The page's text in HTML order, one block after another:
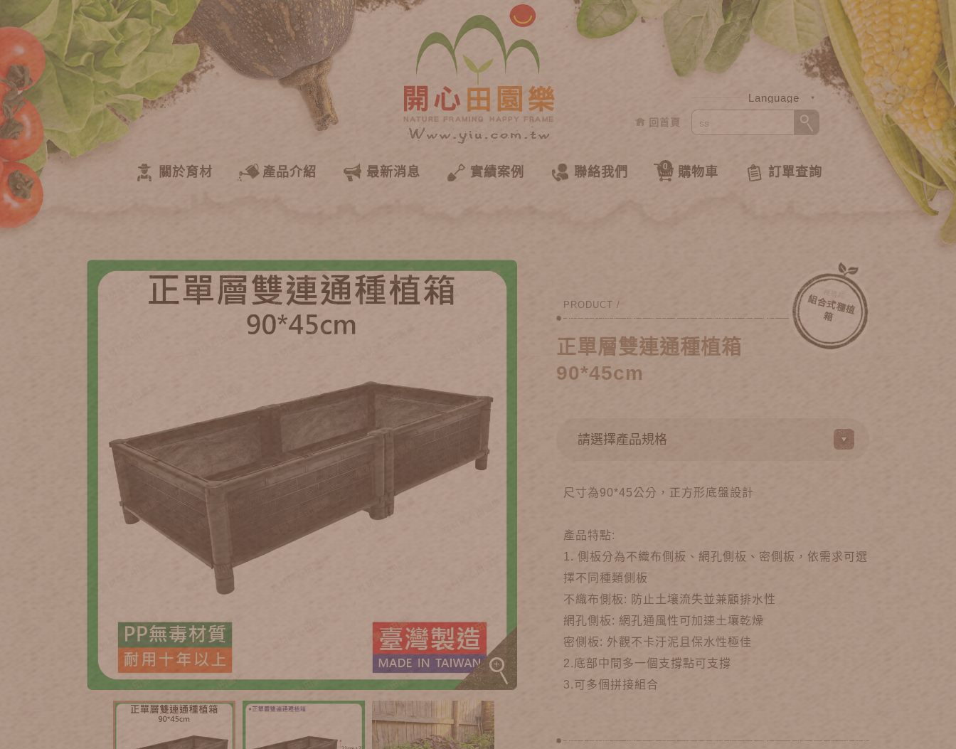
關於育材 產品介紹 最新消息 實績案例 聯絡我們 購物車
0 訂單查詢
回首頁
Language
組
合
式
種
植
箱
PRODUCT /
正單層雙連通種植箱
90*45cm
尺寸為90*45公分，正方形底盤設計
產品特點:
1. 側板分為不織布側板、網孔側板、密側板，依需求可選
擇不同種類側板
不織布側板: 防止土壤流失並兼顧排水性
網孔側板: 網孔通風性可加速土壤乾燥
密側板: 外觀不卡汙泥且保水性極佳
2.底部中間多一個支撐點可支撐
3.可多個拼接組合